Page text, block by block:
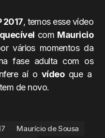
2017, temos esse vídeo
com Mauricio
vários momentos da
fase adulta com os
aí o vídeoque a
de novo.
Maurício de Sousa